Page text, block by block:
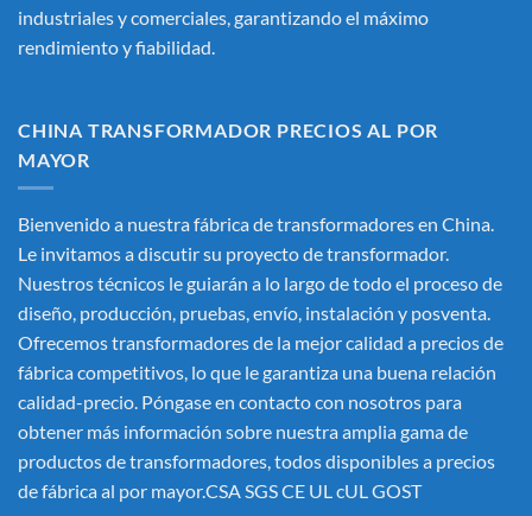
industriales y comerciales, garantizando el máximo
rendimiento y fiabilidad.
CHINA TRANSFORMADOR PRECIOS AL POR
MAYOR
Bienvenido a nuestra fábrica de transformadores en China.
Le invitamos a discutir su proyecto de transformador.
Nuestros técnicos le guiarán a lo largo de todo el proceso de
diseño, producción, pruebas, envío, instalación y posventa.
Ofrecemos transformadores de la mejor calidad a precios de
fábrica competitivos, lo que le garantiza una buena relación
calidad-precio. Póngase en contacto con nosotros para
obtener más información sobre nuestra amplia gama de
productos de transformadores, todos disponibles a precios
de fábrica al por mayor.CSA SGS CE UL cUL GOST